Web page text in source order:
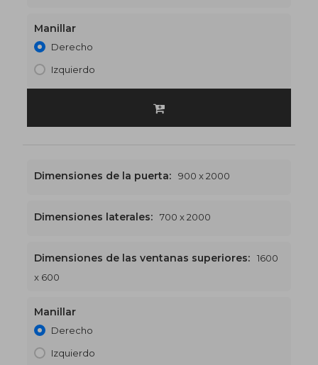
Manillar
Derecho
Izquierdo
1600 x 2600€597
Dimensiones de la puerta: 900 x 2000
Dimensiones laterales: 700 x 2000
Dimensiones de las ventanas superiores:
1600
x 600
Manillar
Derecho
Izquierdo